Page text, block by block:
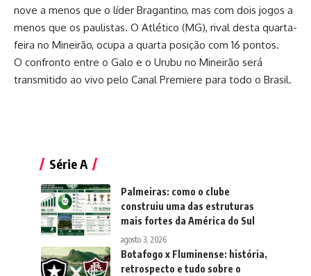
nove a menos que o líder Bragantino, mas com dois jogos a
menos que os paulistas. O Atlético (MG), rival desta quarta-
feira no Mineirão, ocupa a quarta posição com 16 pontos.
O confronto entre o Galo e o Urubu no Mineirão será
transmitido ao vivo pelo Canal Premiere para todo o Brasil.
Série A
Palmeiras: como o clube
construiu uma das estruturas
mais fortes da América do Sul
agosto 3, 2026
Botafogo x Fluminense: história,
retrospecto e tudo sobre o